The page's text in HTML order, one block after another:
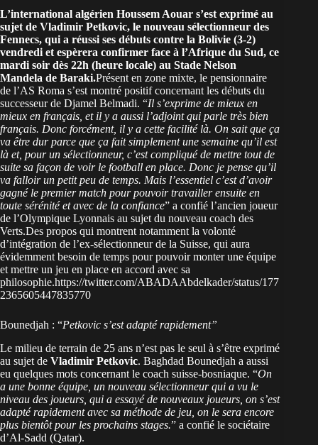
L’international algérien Houssem Aouar s’est exprimé au
sujet de Vladimir Petkovic, le nouveau sélectionneur des
Fennecs, qui a réussi ses débuts contre la Bolivie (3-2)
vendredi et espèrera confirmer face à l’Afrique du Sud, ce
mardi soir dès 22h (heure locale) au Stade Nelson
Mandela de Baraki.Présent en zone mixte, le pensionnaire
de l’AS Roma s’est montré positif concernant les débuts du
successeur de Djamel Belmadi. “Il s’exprime de mieux en
mieux en français, et il y a aussi l’adjoint qui parle très bien
français. Donc forcément, il y a cette facilité là. On sait que ça
va être dur parce que ça fait simplement une semaine qu’il est
là et, pour un sélectionneur, c’est compliqué de mettre tout de
suite sa façon de voir le football en place. Donc je pense qu’il
va falloir un petit peu de temps. Mais l’essentiel c’est d’avoir
gagné le premier match pour pouvoir travailler ensuite en
toute sérénité et avec de la confiance” a confié l’ancien joueur
de l’Olympique Lyonnais au sujet du nouveau coach des
Verts.Des propos qui montrent notamment la volonté
d’intégration de l’ex-sélectionneur de la Suisse, qui aura
évidemment besoin de temps pour pouvoir monter une équipe
et mettre un jeu en place en accord avec sa
philosophie.https://twitter.com/ABADAAbdelkader/status/177
2365605447835770
Bounedjah : “Petkovic s’est adapté rapidement”
Le milieu de terrain de 25 ans n’est pas le seul à s’être exprimé
au sujet de Vladimir Petkovic. Baghdad Bounedjah a aussi
eu quelques mots concernant le coach suisse-bosniaque. “On
a une bonne équipe, un nouveau sélectionneur qui a vu le
niveau des joueurs, qui a essayé de nouveaux joueurs, on s’est
adapté rapidement avec sa méthode de jeu, on le sera encore
plus bientôt pour les prochains stages.” a confié le sociétaire
d’Al-Sadd (Qatar).